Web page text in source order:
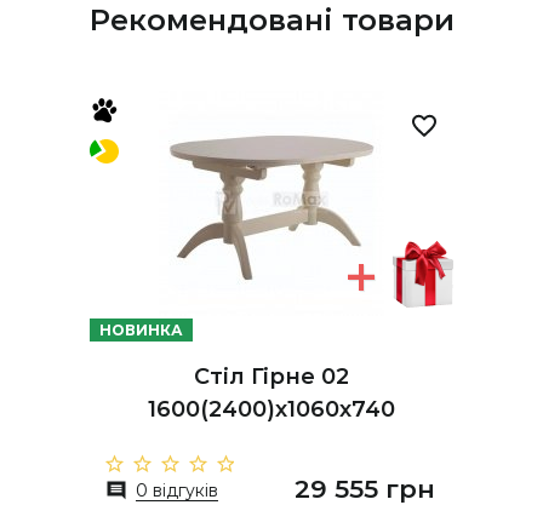
Рекомендовані товари
НОВИНКА
Стіл Гірне 02
1600(2400)х1060х740
0 відгуків 29 555 грн